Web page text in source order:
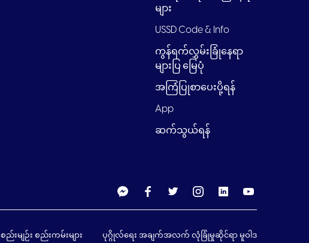
များ
USSD Code & Info
ကွန်ရက်လွှမ်းခြုံနေရာ
များပြ မြေပုံ
အကြံပြုစာပေးပို့ရန်
App
ဆက်သွယ်ရန်
စည်းမျဉ်း စည်းကမ်းများ ပုဂ္ဂိုလ်ရေး အချက်အလက် လုံခြုံမှုဆိုင်ရာ မူဝါဒ